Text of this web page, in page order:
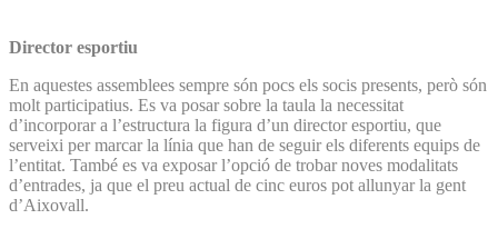
Director esportiu
En aquestes assemblees sempre són pocs els socis presents, però són
molt participatius. Es va posar sobre la taula la necessitat
d’incorporar a l’estructura la figura d’un director esportiu, que
serveixi per marcar la línia que han de seguir els diferents equips de
l’entitat. També es va exposar l’opció de trobar noves modalitats
d’entrades, ja que el preu actual de cinc euros pot allunyar la gent
d’Aixovall.